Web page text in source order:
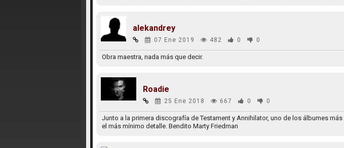
alekandrey
07 Ene 2019 482 0 0
Obra maestra, nada más que decir.
Roadie
25 Ene 2018 667 0 0
Junto a la primera discografía de Testament y Annihilator, uno de los álbumes
el más mínimo detalle. Bendito Marty Friedman